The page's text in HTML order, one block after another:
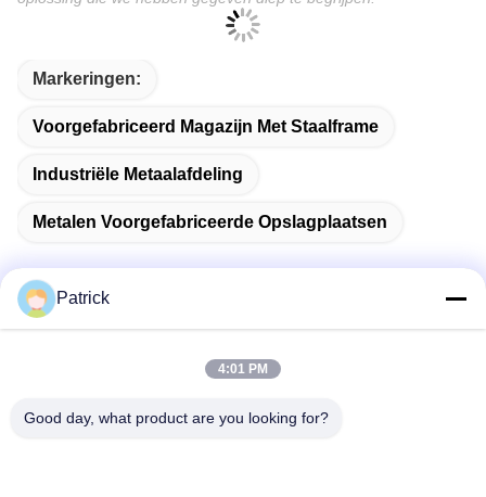
Markeringen:
Voorgefabriceerd Magazijn Met Staalframe
Industriële Metaalafdeling
Metalen Voorgefabriceerde Opslagplaatsen
Adres
Patrick
4:01 PM
Good day, what product are you looking for?